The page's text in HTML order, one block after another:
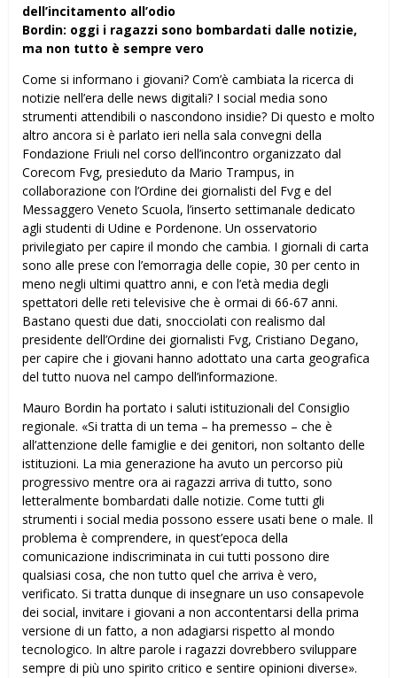
dell’incitamento all’odio
Bordin: oggi i ragazzi sono bombardati dalle notizie,
ma non tutto è sempre vero
Come si informano i giovani? Com’è cambiata la ricerca di
notizie nell’era delle news digitali? I social media sono
strumenti attendibili o nascondono insidie? Di questo e molto
altro ancora si è parlato ieri nella sala convegni della
Fondazione Friuli nel corso dell’incontro organizzato dal
Corecom Fvg, presieduto da Mario Trampus, in
collaborazione con l’Ordine dei giornalisti del Fvg e del
Messaggero Veneto Scuola, l’inserto settimanale dedicato
agli studenti di Udine e Pordenone. Un osservatorio
privilegiato per capire il mondo che cambia. I giornali di carta
sono alle prese con l’emorragia delle copie, 30 per cento in
meno negli ultimi quattro anni, e con l’età media degli
spettatori delle reti televisive che è ormai di 66-67 anni.
Bastano questi due dati, snocciolati con realismo dal
presidente dell’Ordine dei giornalisti Fvg, Cristiano Degano,
per capire che i giovani hanno adottato una carta geografica
del tutto nuova nel campo dell’informazione.
Mauro Bordin ha portato i saluti istituzionali del Consiglio
regionale. «Si tratta di un tema – ha premesso – che è
all’attenzione delle famiglie e dei genitori, non soltanto delle
istituzioni. La mia generazione ha avuto un percorso più
progressivo mentre ora ai ragazzi arriva di tutto, sono
letteralmente bombardati dalle notizie. Come tutti gli
strumenti i social media possono essere usati bene o male. Il
problema è comprendere, in quest’epoca della
comunicazione indiscriminata in cui tutti possono dire
qualsiasi cosa, che non tutto quel che arriva è vero,
verificato. Si tratta dunque di insegnare un uso consapevole
dei social, invitare i giovani a non accontentarsi della prima
versione di un fatto, a non adagiarsi rispetto al mondo
tecnologico. In altre parole i ragazzi dovrebbero sviluppare
sempre di più uno spirito critico e sentire opinioni diverse».